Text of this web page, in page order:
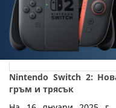
Nintendo Switch 2:
гръм и трясък